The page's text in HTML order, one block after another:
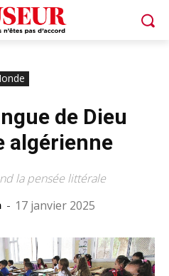
de Dieu
algérienne
la pensée littérale
- 17 janvier 2025